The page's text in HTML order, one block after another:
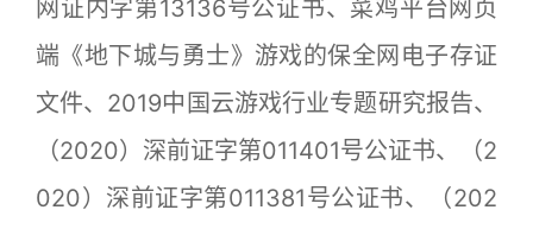
网证内字第13136号公证书、菜鸡平台网页
端《地下城与勇士》游戏的保全网电子存证
文件、2019中国云游戏行业专题研究报告、
（2020）深前证字第011401号公证书、（2
020）深前证字第011381号公证书、（202